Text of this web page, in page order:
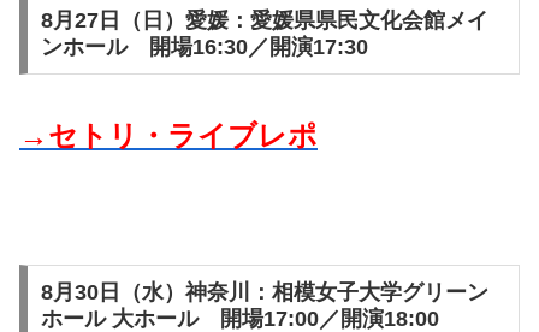
8月27日（日）愛媛：愛媛県県民文化会館メイ
ンホール 開場16:30／開演17:30
→セトリ・ライブレポ
8月30日（水）神奈川：相模女子大学グリーン
ホール 大ホール 開場17:00／開演18:00